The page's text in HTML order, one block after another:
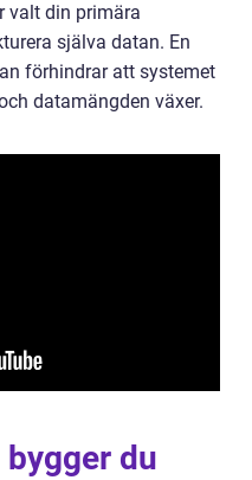
valt din primära
själva datan. En
förhindrar att systemet
datamängden växer.
du